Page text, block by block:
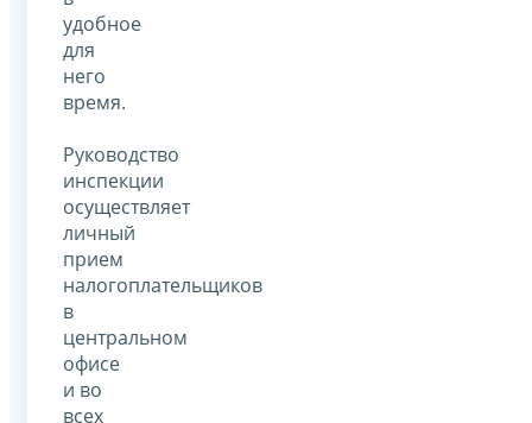
удобное
для
него
время.
Руководство
инспекции
осуществляет
личный
прием
налогоплательщиков
в
центральном
офисе
и во
всех